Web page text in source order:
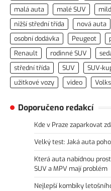
malá auta
malé SUV
nižší střední třída
nová auta
osobní dodávka
Peugeot
Renault
rodinné SUV
střední třída
SUV SUV-
užitkové vozy
video
Doporučeno redakcí
Kde v Praze zaparkovat
Velký test: Jaká auta
Která auta nabídnou
SUV a MPV mají problém
Nejlepší kombíky